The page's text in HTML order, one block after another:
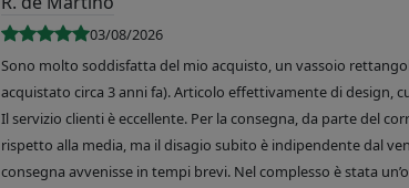
03/08/2026
Sono molto soddisfatta del mio acquisto, un vassoio
acquistato circa 3 anni fa). Articolo effettivamente di design,
Il servizio clienti è eccellente. Per la consegna, da parte del
rispetto alla media, ma il disagio subito è indipendente dal
consegna avvenisse in tempi brevi. Nel complesso è stata